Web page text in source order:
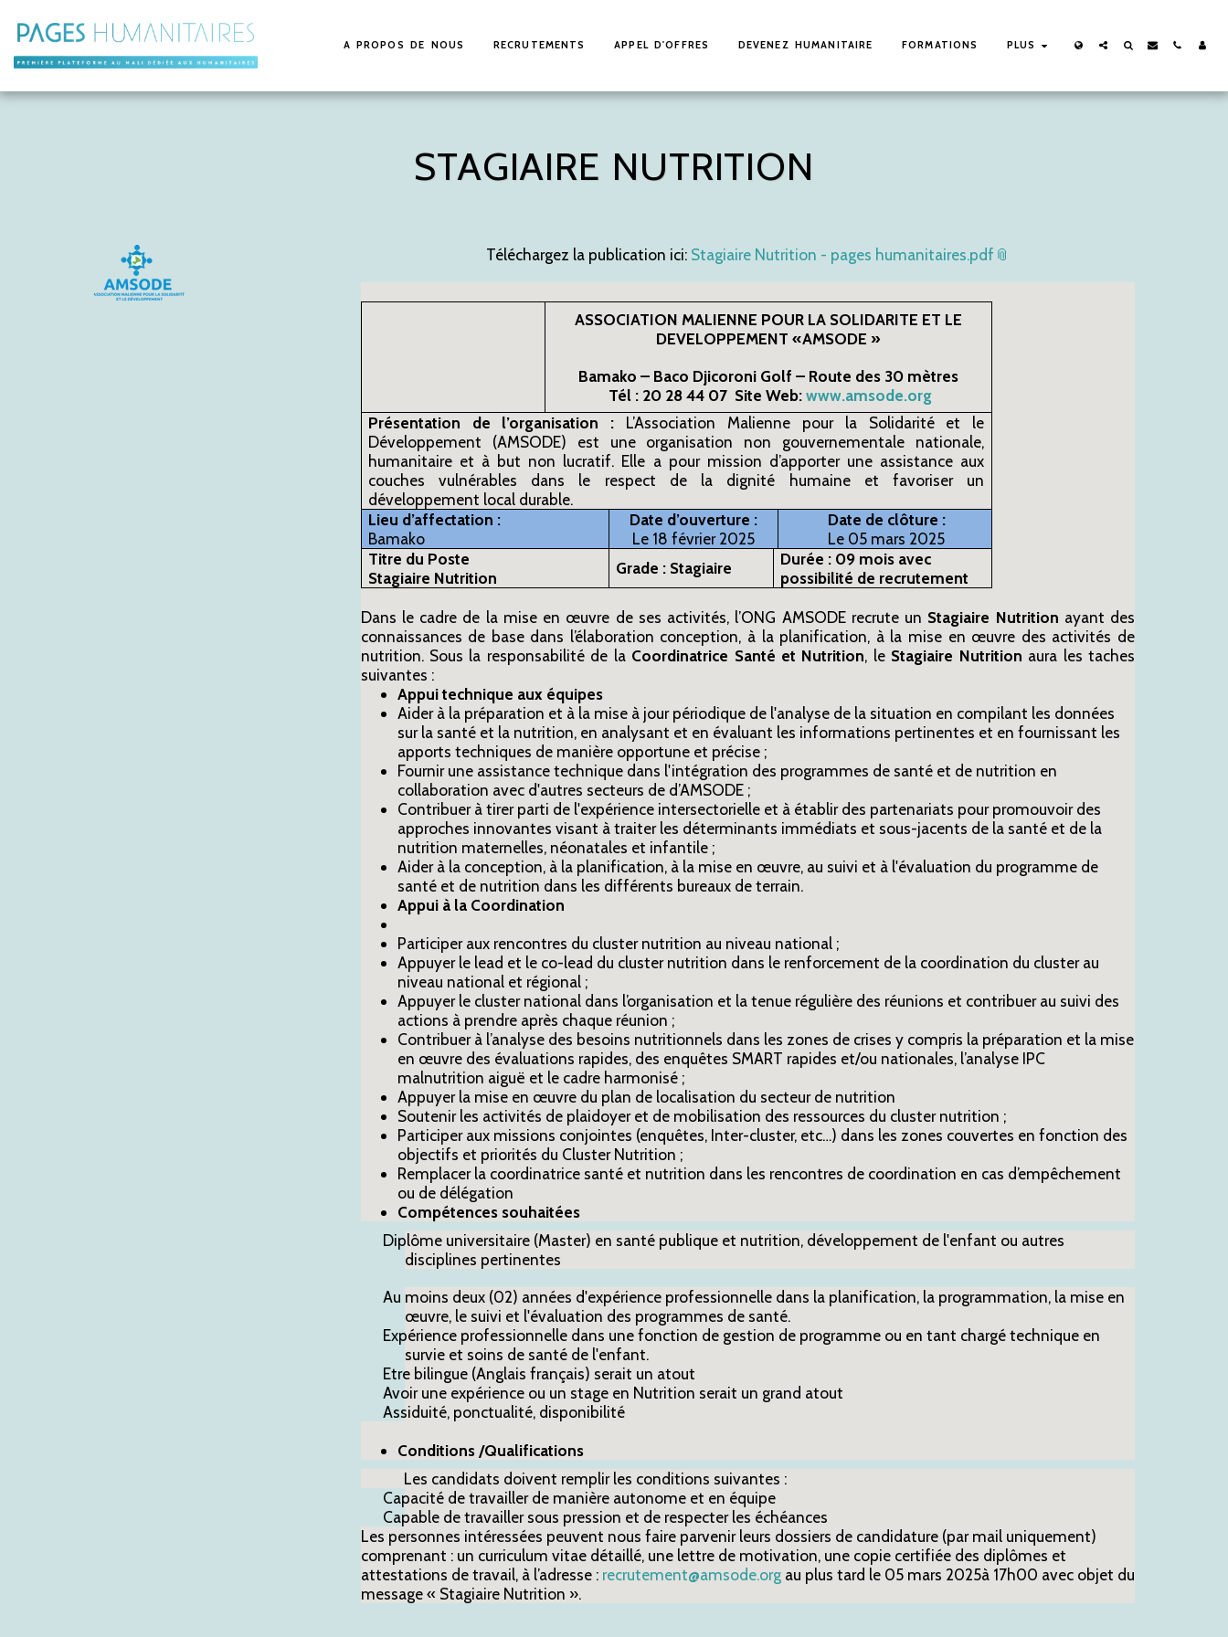
A PROPOS DE NOUS RECRUTEMENTS APPEL D'OFFRES DEVENEZ HUMANITAIRE FORMATIONS PLUS
STAGIAIRE NUTRITION
Téléchargez la publication ici: Stagiaire Nutrition - pages humanitaires.pdf
ASSOCIATION MALIENNE POUR LA SOLIDARITE ET LE
DEVELOPPEMENT «AMSODE »
Bamako – Baco Djicoroni Golf – Route des 30 mètres
Tél : 20 28 44 07 Site Web:www.amsode.org
Présentation de l’organisation : L’Association Malienne pour la Solidarité et le
Développement (AMSODE) est une organisation non gouvernementale nationale,
humanitaire et à but non lucratif. Elle a pour mission d’apporter une assistance aux
couches vulnérables dans le respect de la dignité humaine et favoriser un
développement local durable.
Lieu d’affectation :
Bamako
Date d’ouverture :
Le 18 février 2025
Date de clôture :
Le 05 mars 2025
Titre du Poste
Stagiaire Nutrition
Grade : Stagiaire
Durée : 09 mois avec
possibilité de recrutement
Dans le cadre de la mise en œuvre de ses activités, l’ONG AMSODE recrute un Stagiaire Nutrition ayant des
connaissances de base dans l’élaboration conception, à la planification, à la mise en œuvre des activités de
nutrition. Sous la responsabilité de laCoordinatrice Santé et Nutrition, le Stagiaire Nutrition aura les taches
suivantes :
Appui technique aux équipes
Aider à la préparation et à la mise à jour périodique de l'analyse de la situation en compilant les données
sur la santé et la nutrition, en analysant et en évaluant les informations pertinentes et en fournissant les
apports techniques de manière opportune et précise ;
Fournir une assistance technique dans l'intégration des programmes de santé et de nutrition en
collaboration avec d'autres secteurs de d’AMSODE ;
Contribuer à tirer parti de l'expérience intersectorielle et à établir des partenariats pour promouvoir des
approches innovantes visant à traiter les déterminants immédiats et sous-jacents de la santé et de la
nutrition maternelles, néonatales et infantile ;
Aider à la conception, à la planification, à la mise en œuvre, au suivi et à l'évaluation du programme de
santé et de nutrition dans les différents bureaux de terrain.
Appui à la Coordination
Participer aux rencontres du cluster nutrition au niveau national ;
Appuyer le lead et le co-lead du cluster nutrition dans le renforcement de la coordination du cluster au
niveau national et régional ;
Appuyer le cluster national dans l’organisation et la tenue régulière des réunions et contribuer au suivi des
actions à prendre après chaque réunion ;
Contribuer à l’analyse des besoins nutritionnels dans les zones de crises y compris la préparation et la mise
en œuvre des évaluations rapides, des enquêtes SMART rapides et/ou nationales, l’analyse IPC
malnutrition aiguë et le cadre harmonisé ;
Appuyer la mise en œuvre du plan de localisation du secteur de nutrition
Soutenir les activités de plaidoyer et de mobilisation des ressources du cluster nutrition ;
Participer aux missions conjointes (enquêtes, Inter-cluster, etc…) dans les zones couvertes en fonction des
objectifs et priorités du Cluster Nutrition ;
Remplacer la coordinatrice santé et nutrition dans les rencontres de coordination en cas d’empêchement
ou de délégation
Compétences souhaitées
Diplôme universitaire (Master) en santé publique et nutrition, développement de l'enfant ou autres
disciplines pertinentes
Au moins deux (02) années d'expérience professionnelle dans la planification, la programmation, la mise en
œuvre, le suivi et l'évaluation des programmes de santé.
Expérience professionnelle dans une fonction de gestion de programme ou en tant chargé technique en
survie et soins de santé de l'enfant.
Etre bilingue (Anglais français) serait un atout
Avoir une expérience ou un stage en Nutrition serait un grand atout
Assiduité, ponctualité, disponibilité
Conditions /Qualifications
Les candidats doivent remplir les conditions suivantes :
Capacité de travailler de manière autonome et en équipe
Capable de travailler sous pression et de respecter les échéances
Les personnes intéressées peuvent nous faire parvenir leurs dossiers de candidature (par mail uniquement)
comprenant : un curriculum vitae détaillé, une lettre de motivation, une copie certifiée des diplômes et
attestations de travail, à l’adresse : recrutement@amsode.orgau plus tard le 05 mars 2025à 17h00 avec objet du
message « Stagiaire Nutrition ».